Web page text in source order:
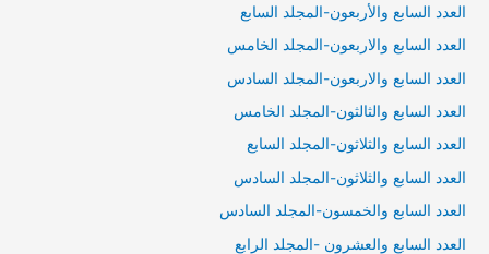
العدد السابع والأربعون-المجلد السابع
العدد السابع والاربعون-المجلد الخامس
العدد السابع والاربعون-المجلد السادس
العدد السابع والثالثون-المجلد الخامس
العدد السابع والثلاثون-المجلد السابع
العدد السابع والثلاثون-المجلد السادس
العدد السابع والخمسون-المجلد السادس
العدد السابع والعشرون -المجلد الرابع